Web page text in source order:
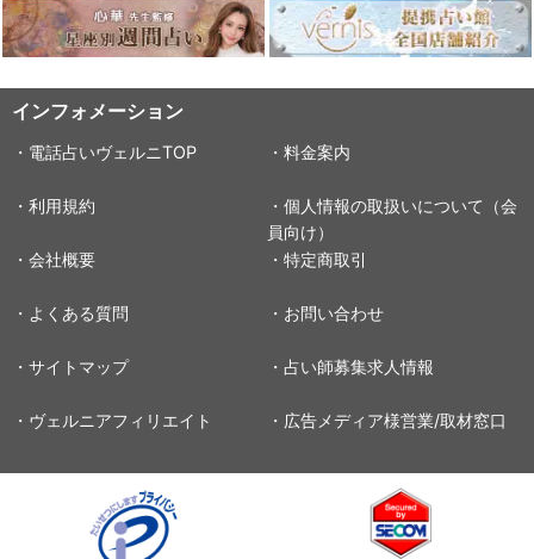
インフォメーション
・電話占いヴェルニTOP ・料金案内
・利用規約
・個人情報の取扱いについて（会
員向け）
・会社概要
・特定商取引
・よくある質問 ・お問い合わせ
・サイトマップ ・占い師募集求人情報
・ヴェルニアフィリエイト ・広告メディア様営業/取材窓口